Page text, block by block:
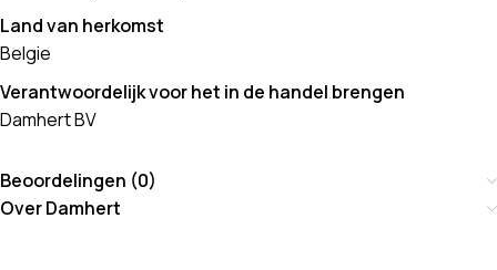
Land van herkomst
Belgie
Verantwoordelijk voor het in de handel brengen
Damhert BV
Beoordelingen (0)
Over Damhert